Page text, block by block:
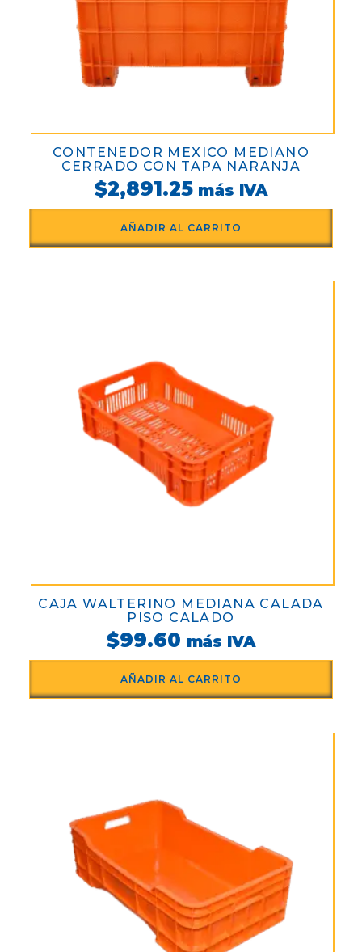
CONTENEDOR MEXICO MEDIANO
CERRADO CON TAPA NARANJA
$2,891.25 más IVA
AÑADIR AL CARRITO
CAJA WALTERINO MEDIANA CALADA
PISO CALADO
$99.60 más IVA
AÑADIR AL CARRITO